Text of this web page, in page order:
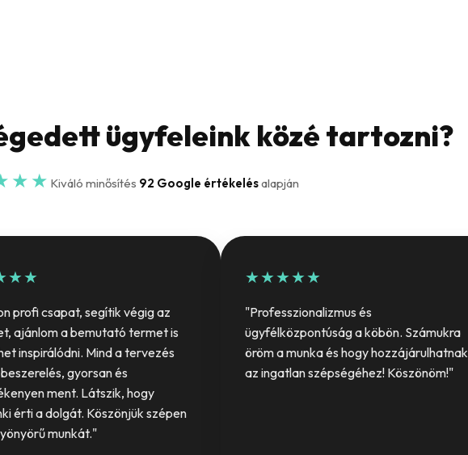
ügyfeleink közé tartozni?
Kiváló minősítés 92 Google értékelésalapján
profi csapat, segítik végig az
ajánlom a bemutató termet is
inspirálódni. Mind a tervezés
gyorsan és
ment. Látszik, hogy
érti a dolgát. Köszönjük szépen
munkát."
★★★★★
"Professzionalizmus és
ügyfélközpontúság a köbön. Számukra
öröm a munka és hogy hozzájárulhatnak
az ingatlan szépségéhez! Köszönöm!"